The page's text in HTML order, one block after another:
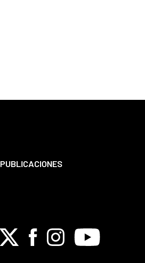
PUBLICACIONES
X FacebookInstagramYoutube